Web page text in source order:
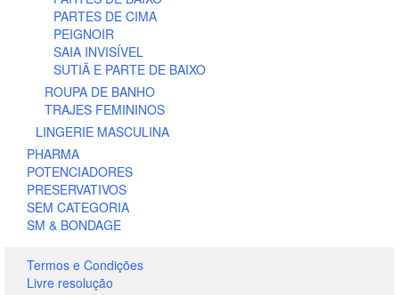
PARTES DE CIMA
PEIGNOIR
SAIA INVISÍVEL
SUTIÃ E PARTE DE BAIXO
ROUPA DE BANHO
TRAJES FEMININOS
LINGERIE MASCULINA
PHARMA
POTENCIADORES
PRESERVATIVOS
SEM CATEGORIA
SM & BONDAGE
Termos e Condições
Livre resolução